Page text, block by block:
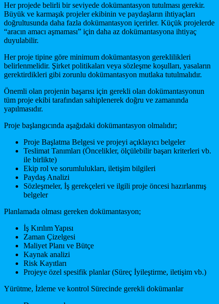
Her projede belirli bir seviyede dokümantasyon tutulması gerekir.
Büyük ve karmaşık projeler ekibinin ve paydaşların ihtiyaçları
doğrultusunda daha fazla dokümantasyon içerirler. Küçük projelerde
“aracın amacı aşmaması” için daha az dokümantasyona ihtiyaç
duyulabilir.
Her proje tipine göre minimum dokümantasyon gereklilikleri
belirlenmelidir. Şirket politikaları veya sözleşme koşulları, yasaların
gerektirdikleri gibi zorunlu dokümantasyon mutlaka tutulmalıdır.
Önemli olan projenin başarısı için gerekli olan dokümantasyonun
tüm proje ekibi tarafından sahiplenerek doğru ve zamanında
yapılmasıdır.
Proje başlangıcında aşağıdaki dokümantasyon olmalıdır;
Proje Başlatma Belgesi ve projeyi açıklayıcı belgeler
Teslimat Tanımları (Öncelikler, ölçülebilir başarı kriterleri vb.
ile birlikte)
Ekip rol ve sorumlulukları, iletişim bilgileri
Paydaş Analizi
Sözleşmeler, İş gerekçeleri ve ilgili proje öncesi hazırlanmış
belgeler
Planlamada olması gereken dokümantasyon;
İş Kırılım Yapısı
Zaman Çizelgesi
Maliyet Planı ve Bütçe
Kaynak analizi
Risk Kayıtları
Projeye özel spesifik planlar (Süreç İyileştirme, iletişim vb.)
Yürütme, İzleme ve kontrol Sürecinde gerekli dokümanlar